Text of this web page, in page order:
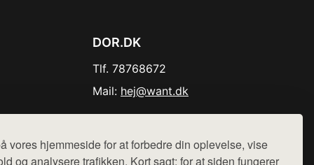
vores hjemmeside for at forbedre din oplevelse, vise
og analysere trafikken. Kort sagt: for at siden fungerer
DOR.DK
Tlf. 78768672
Mail: hej@want.dk